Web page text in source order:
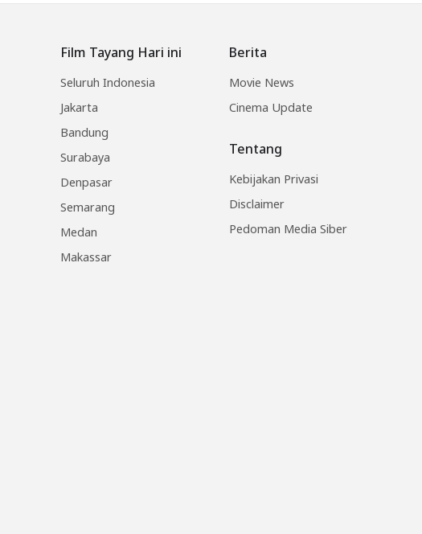
Film Tayang Hari ini
Seluruh Indonesia
Jakarta
Bandung
Surabaya
Denpasar
Semarang
Medan
Makassar
Berita
Movie News
Cinema Update
Tentang
Kebijakan Privasi
Disclaimer
Pedoman Media Siber